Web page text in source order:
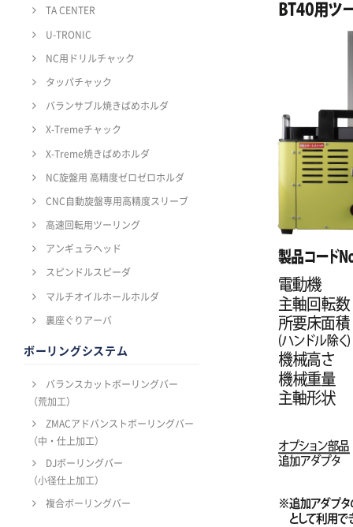
TA CENTER
U-TRONIC
NC用ドリルチャック
タッパチャック
バランサブル焼きばめホルダ
X-Tremeチャック
X-Treme焼きばめホルダ
NC旋盤用 高精度ゼロゼロホルダ
CNC自動旋盤専用高精度スリーブ
高速回転用ツーリング
アンギュラヘッド
スピンドルスピーダ
マルチオイルホールホルダ
裏座ぐりアーバ
ボーリングシステム
バランスカットボーリングバー
（荒加工）
ZMACアドバンストボーリングバー
（中・仕上加工）
DJボーリングバー
（小径仕上加工）
複合ボーリングバー